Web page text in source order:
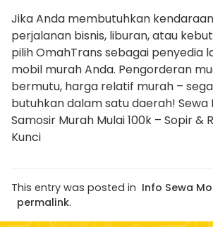
Jika Anda membutuhkan
perjalanan bisnis, liburan, atau
pilih OmahTrans sebagai penyedia
mobil murah Anda. Pengorderan
bermutu, harga relatif murah –
butuhkan dalam satu daerah! Sewa
Samosir Murah Mulai 100k – Sopir &
Kunci
This entry was posted in Info Sewa
permalink.